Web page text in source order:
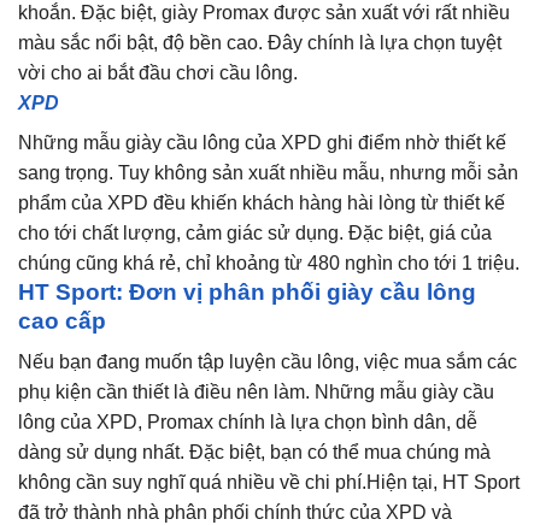
khoắn. Đặc biệt, giày Promax được sản xuất với rất nhiều
màu sắc nổi bật, độ bền cao. Đây chính là lựa chọn tuyệt
vời cho ai bắt đầu chơi cầu lông.
XPD
Những mẫu giày cầu lông của XPD ghi điểm nhờ thiết kế
sang trọng. Tuy không sản xuất nhiều mẫu, nhưng mỗi sản
phẩm của XPD đều khiến khách hàng hài lòng từ thiết kế
cho tới chất lượng, cảm giác sử dụng. Đặc biệt, giá của
chúng cũng khá rẻ, chỉ khoảng từ 480 nghìn cho tới 1 triệu.
HT Sport: Đơn vị phân phối giày cầu lông
cao cấp
Nếu bạn đang muốn tập luyện cầu lông, việc mua sắm các
phụ kiện cần thiết là điều nên làm. Những mẫu giày cầu
lông của XPD, Promax chính là lựa chọn bình dân, dễ
dàng sử dụng nhất. Đặc biệt, bạn có thể mua chúng mà
không cần suy nghĩ quá nhiều về chi phí.Hiện tại, HT Sport
đã trở thành nhà phân phối chính thức của XPD và